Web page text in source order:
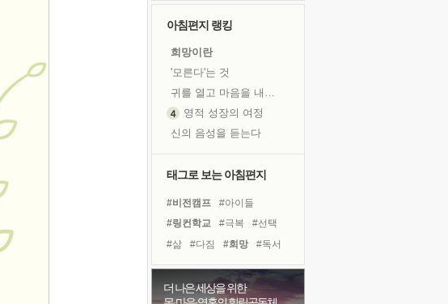
아침편지 랭킹
희망이란
'모른다'는 것
귀를 열고 마음을 내어주고
영적 성장의 여정
신의 음성을 듣는다
극과 극의 양 끝단
'말 타는 법'을 먼저
졸업식 사진을 보며
태그로 보는 아침편지
#비전캠프
#아이들
#링컨학교
#극복
#선택
#삶
#다짐 #희망
#독서
#명상
#친구
#독서캠프
더 나은 세상을 위한